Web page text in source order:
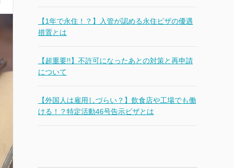
【1年で永住！？】入管が認める永住ビザの優遇
措置とは
【超重要!!】不許可になったあとの対策と再申請
について
【外国人は雇用しづらい？】飲食店や工場でも働
ける！？特定活動46号告示ビザとは